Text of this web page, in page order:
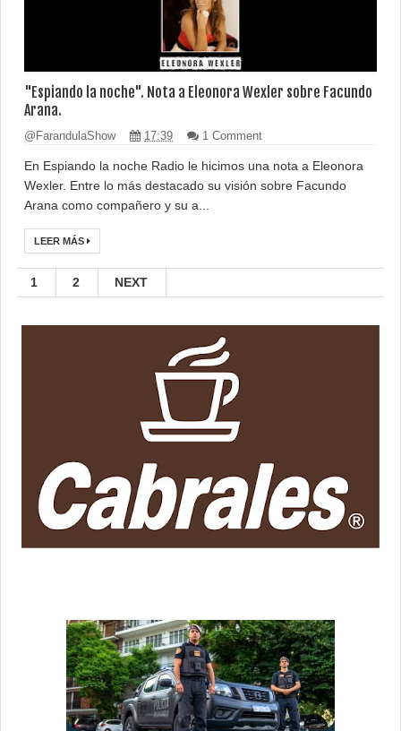
"Espiando la noche". Nota a Eleonora Wexler sobre Facundo
Arana.
@FarandulaShow 17:39 1 Comment
En Espiando la noche Radio le hicimos una nota a Eleonora
Wexler. Entre lo más destacado su visión sobre Facundo
Arana como compañero y su a...
LEER MÁS
1 2 NEXT